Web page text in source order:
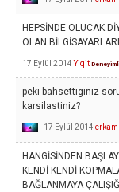
HEPSİNDE OLUCAK
OLAN
17 Eylül 2014 Yiqit Deneyimli
peki bahsettiginiz
karsilastiniz?
17 Eylül 2014 erkam
HANGİSİNDEN
KENDİ KENDİ
BAĞLANMAYA